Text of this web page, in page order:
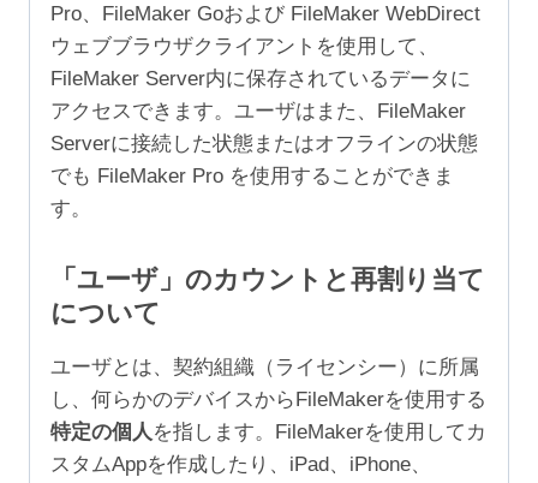
Pro、FileMaker Goおよび FileMaker WebDirect
ウェブブラウザクライアントを使用して、
FileMaker Server内に保存されているデータに
アクセスできます。ユーザはまた、FileMaker
Serverに接続した状態またはオフラインの状態
でも FileMaker Pro を使用することができま
す。
「ユーザ」のカウントと再割り当て
について
ユーザとは、契約組織（ライセンシー）に所属
し、何らかのデバイスからFileMakerを使用する
特定の個人 を指します。FileMakerを使用してカ
スタムAppを作成したり、iPad、iPhone、